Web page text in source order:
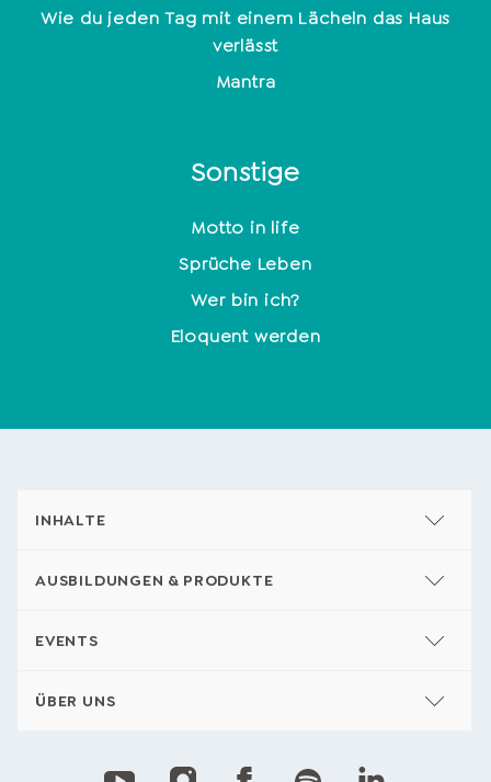
Wie du jeden Tag mit einem Lächeln das Haus
verlässt
Mantra
Sonstige
Motto in life
Sprüche Leben
Wer bin ich?
Eloquent werden
INHALTE
AUSBILDUNGEN & PRODUKTE
EVENTS
ÜBER UNS